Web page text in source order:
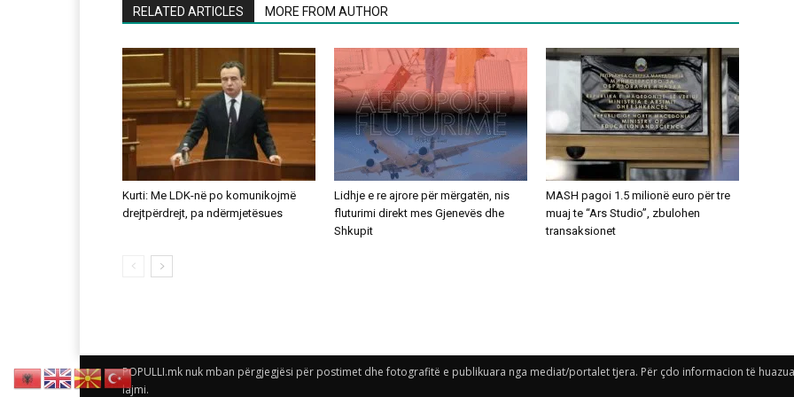
RELATED ARTICLES MORE FROM AUTHOR
Kurti: Me LDK-në po komunikojmë
drejtpërdrejt, pa ndërmjetësues
Lidhje e re ajrore për mërgatën, nis
fluturimi direkt mes Gjenevës dhe
Shkupit
MASH pagoi 1.5 milionë euro për tre
muaj te “Ars Studio”, zbulohen
transaksionet
POPULLI.mk nuk mban përgjegjësi për postimet dhe fotografitë e publikuara nga mediat/portalet tjera. Për çdo informacion të
lajmi.